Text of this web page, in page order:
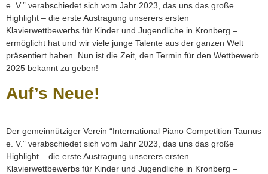
e. V.” verabschiedet sich vom Jahr 2023, das uns das große
Highlight – die erste Austragung unserers ersten
Klavierwettbewerbs für Kinder und Jugendliche in Kronberg –
ermöglicht hat und wir viele junge Talente aus der ganzen Welt
präsentiert haben. Nun ist die Zeit, den Termin für den Wettbewerb
2025 bekannt zu geben!
Auf’s Neue!
Der gemeinnütziger Verein “International Piano Competition Taunus
e. V.” verabschiedet sich vom Jahr 2023, das uns das große
Highlight – die erste Austragung unserers ersten
Klavierwettbewerbs für Kinder und Jugendliche in Kronberg –